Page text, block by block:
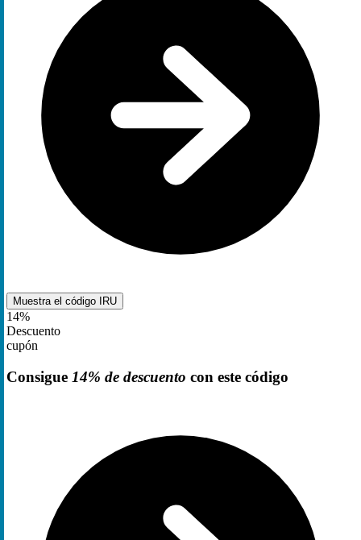
Muestra el código IRU
14%
Descuento
cupón
Consigue 14% de descuento con este código